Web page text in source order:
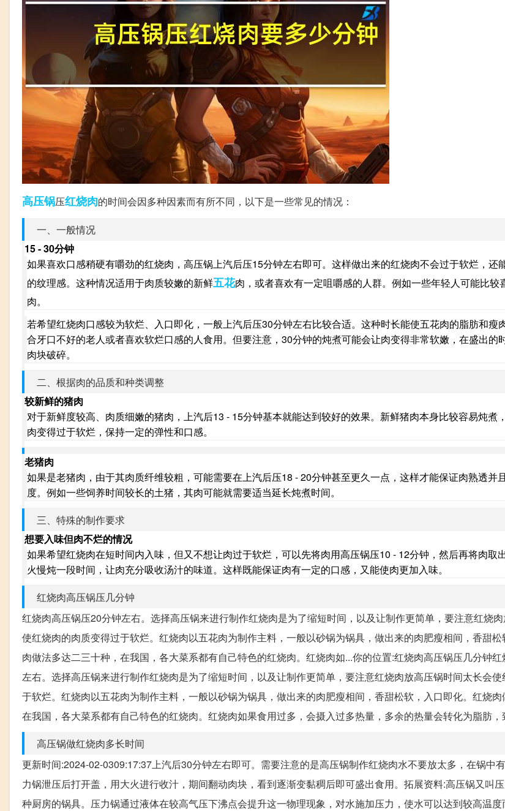
高压锅压红烧肉的时间会因多种因素而有所不同，以下是一些常见的情况：
一、一般情况
15 - 30分钟
如果喜欢口感稍硬有嚼劲的红烧肉，高压锅上汽后压15分钟左右即可。这样做出来的红烧肉不会过于软烂，还
的纹理感。这种情况适用于肉质较嫩的新鲜五花肉，或者喜欢有一定咀嚼感的人群。例如一些年轻人可能比较
肉。
若希望红烧肉口感较为软烂、入口即化，一般上汽后压30分钟左右比较合适。这种时长能使五花肉的脂肪和瘦
合牙口不好的老人或者喜欢软烂口感的人食用。但要注意，30分钟的炖煮可能会让肉变得非常软嫩，在盛出的
肉块破碎。
二、根据肉的品质和种类调整
较新鲜的猪肉
对于新鲜度较高、肉质细嫩的猪肉，上汽后13 - 15分钟基本就能达到较好的效果。新鲜猪肉本身比较容易炖煮
肉变得过于软烂，保持一定的弹性和口感。
老猪肉
如果是老猪肉，由于其肉质纤维较粗，可能需要在上汽后压18 - 20分钟甚至更久一点，这样才能保证肉熟透并
度。例如一些饲养时间较长的土猪，其肉可能就需要适当延长炖煮时间。
三、特殊的制作要求
想要入味但肉不烂的情况
如果希望红烧肉在短时间内入味，但又不想让肉过于软烂，可以先将肉用高压锅压10 - 12分钟，然后再将肉取
火慢炖一段时间，让肉充分吸收汤汁的味道。这样既能保证肉有一定的口感，又能使肉更加入味。
红烧肉高压锅压几分钟
红烧肉高压锅压20分钟左右。选择高压锅来进行制作红烧肉是为了缩短时间，以及让制作更简单，要注意红烧
使红烧肉的肉质变得过于软烂。红烧肉以五花肉为制作主料，一般以砂锅为锅具，做出来的肉肥瘦相间，香甜
肉做法多达二三十种，在我国，各大菜系都有自己特色的红烧肉。红烧肉如...你的位置:红烧肉高压锅压几分钟
左右。选择高压锅来进行制作红烧肉是为了缩短时间，以及让制作更简单，要注意红烧肉放高压锅时间太长会
于软烂。红烧肉以五花肉为制作主料，一般以砂锅为锅具，做出来的肉肥瘦相间，香甜松软，入口即化。红烧肉
在我国，各大菜系都有自己特色的红烧肉。红烧肉如果食用过多，会摄入过多热量，多余的热量会转化为脂肪，
高压锅做红烧肉多长时间
更新时间:2024-02-0309:17:37上汽后30分钟左右即可。需要注意的是高压锅制作红烧肉水不要放太多，在锅中
力锅泄压后打开盖，用大火进行收汁，期间翻动肉块，看到逐渐变黏稠后即可盛出食用。拓展资料:高压锅又叫
种厨房的锅具。压力锅通过液体在较高气压下沸点会提升这一物理现象，对水施加压力，使水可以达到较高温